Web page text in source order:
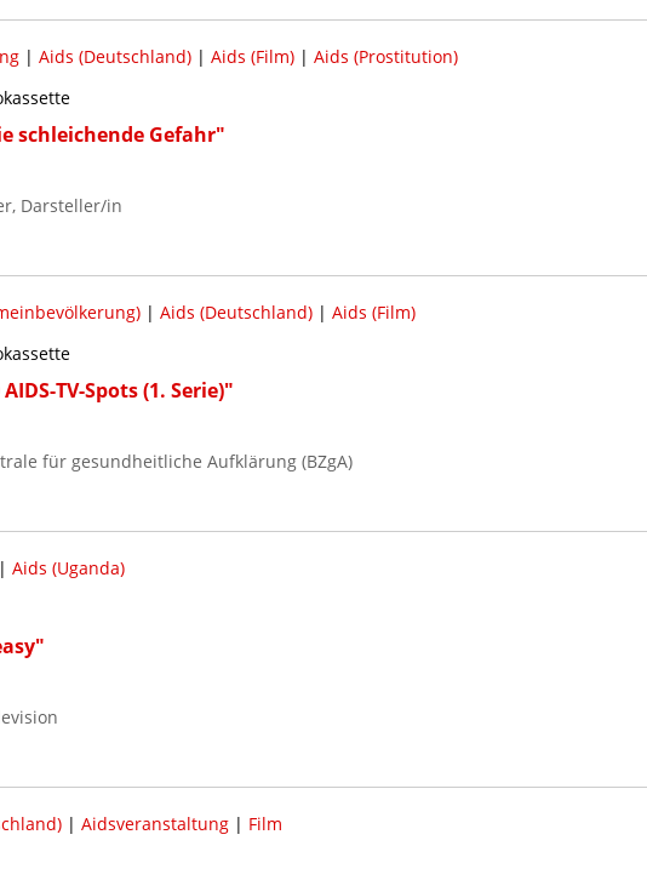
| Aids (Deutschland)| Aids (Film)| Aids (Prostitution)
schleichende Gefahr"
Darsteller/in
| Aids (Deutschland)| Aids (Film)
TV-Spots (1. Serie)"
für gesundheitliche Aufklärung (BZgA)
Aids (Uganda)
| Aidsveranstaltung| Film